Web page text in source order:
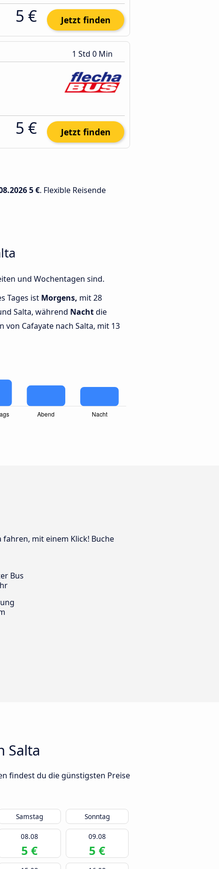
5 € Jetzt finden
1 Std 0 Min
5 € Jetzt finden
5 €. Flexible Reisende
und Wochentagen sind.
Tages ist Morgens, mit 28
Salta, während Nachtdie
Cafayate nach Salta, mit 13
fahren, mit einem Klick! Buche
Bus
Salta
findest du die günstigsten Preise
Samstag Sonntag
08.08
5 €
09.08
5 €